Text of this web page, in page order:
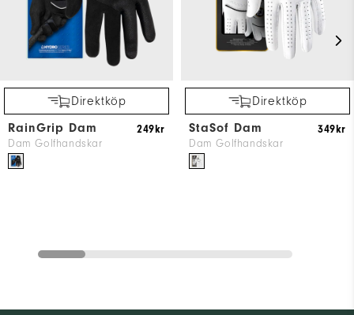
Direktköp
RainGrip Dam
Dam Golfhandskar
249kr
Direktköp
StaSof Dam
Dam Golfhandskar
349kr